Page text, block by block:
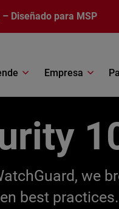
– Diseñado para MSP
Empresa
we
best